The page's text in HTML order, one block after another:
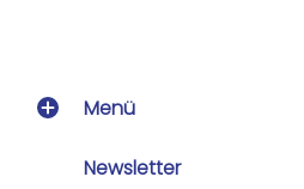
Menü
Newsletter